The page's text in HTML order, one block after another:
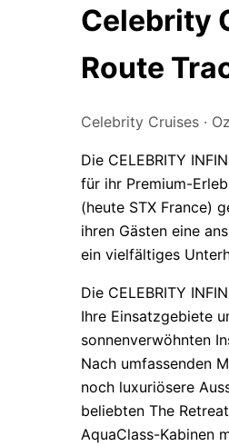
Celebrity
Route
Celebrity Cruises ·
Die CELEBRITY
für ihr Premium-
(heute STX France)
ihren Gästen eine
ein vielfältiges
Die CELEBRITY
Ihre Einsatzgebiete
sonnenverwöhnten
Nach umfassenden
noch luxuriösere
beliebten The
AquaClass-Kabinen